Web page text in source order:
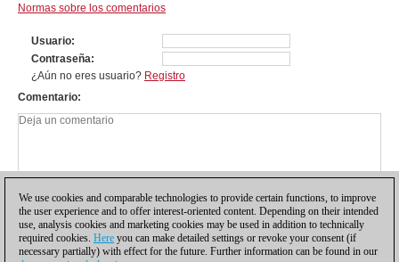
Normas sobre los comentarios
Usuario
Contraseña
¿Aún no eres usuario? Registro
Comentario
We use cookies and comparable technologies to provide certain functions, to improve
the user experience and to offer interest-oriented content. Depending on their intended
use, analysis cookies and marketing cookies may be used in addition to technically
required cookies. Here you can make detailed settings or revoke your consent (if
necessary partially) with effect for the future. Further information can be found in our